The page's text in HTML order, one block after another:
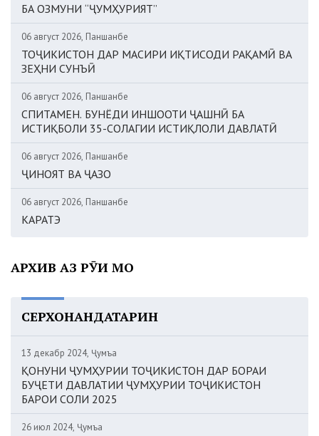
БА ОЗМУНИ “ҶУМҲУРИЯТ”
06 август 2026, Панҷшанбе
ТОҶИКИСТОН ДАР МАСИРИ ИҚТИСОДИ РАҚАМӢ ВА
ЗЕҲНИ СУНЪӢ
06 август 2026, Панҷшанбе
СПИТАМЕН. БУНЁДИ ИНШООТИ ҶАШНӢ БА
ИСТИҚБОЛИ 35-СОЛАГИИ ИСТИҚЛОЛИ ДАВЛАТӢ
06 август 2026, Панҷшанбе
ҶИНОЯТ ВА ҶАЗО
06 август 2026, Панҷшанбе
КАРАТЭ
АРХИВ АЗ РӮИ МОҲ
СЕРХОНАНДАТАРИН
13 декабр 2024, Ҷумъа
ҚОНУНИ ҶУМҲУРИИ ТОҶИКИСТОН ДАР БОРАИ
БУҶЕТИ ДАВЛАТИИ ҶУМҲУРИИ ТОҶИКИСТОН
БАРОИ СОЛИ 2025
26 июл 2024, Ҷумъа